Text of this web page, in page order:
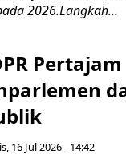
2026.Langkah...
16 Jul 2026 - 14:42